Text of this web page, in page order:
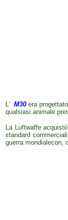
L' M30 era
qualsiasi animale
La Luftwaffe acquistò
standard
guerra mondialecon,